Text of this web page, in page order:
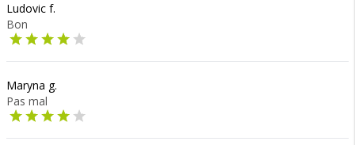
Ludovic f.
Bon
Maryna g.
Pas mal